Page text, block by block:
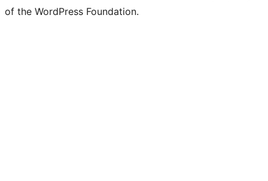
of the WordPress Foundation.